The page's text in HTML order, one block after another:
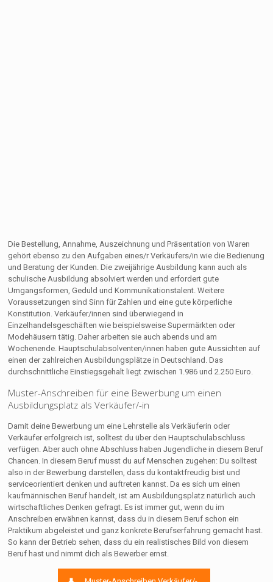
Die Bestellung, Annahme, Auszeichnung und Präsentation von Waren
gehört ebenso zu den Aufgaben eines/r Verkäufers/in wie die Bedienung
und Beratung der Kunden. Die zweijährige Ausbildung kann auch als
schulische Ausbildung absolviert werden und erfordert gute
Umgangsformen, Geduld und Kommunikationstalent. Weitere
Voraussetzungen sind Sinn für Zahlen und eine gute körperliche
Konstitution. Verkäufer/innen sind überwiegend in
Einzelhandelsgeschäften wie beispielsweise Supermärkten oder
Modehäusern tätig. Daher arbeiten sie auch abends und am
Wochenende. Hauptschulabsolventen/innen haben gute Aussichten auf
einen der zahlreichen Ausbildungsplätze in Deutschland. Das
durchschnittliche Einstiegsgehalt liegt zwischen 1.986 und 2.250 Euro.
Muster-Anschreiben für eine Bewerbung um einen
Ausbildungsplatz als Verkäufer/-in
Damit deine Bewerbung um eine Lehrstelle als Verkäuferin oder
Verkäufer erfolgreich ist, solltest du über den Hauptschulabschluss
verfügen. Aber auch ohne Abschluss haben Jugendliche in diesem Beruf
Chancen. In diesem Beruf musst du auf Menschen zugehen: Du solltest
also in der Bewerbung darstellen, dass du kontaktfreudig bist und
serviceorientiert denken und auftreten kannst. Da es sich um einen
kaufmännischen Beruf handelt, ist am Ausbildungsplatz natürlich auch
wirtschaftliches Denken gefragt. Es ist immer gut, wenn du im
Anschreiben erwähnen kannst, dass du in diesem Beruf schon ein
Praktikum abgeleistet und ganz konkrete Berufserfahrung gemacht hast.
So kann der Betrieb sehen, dass du ein realistisches Bild von diesem
Beruf hast und nimmt dich als Bewerber ernst.